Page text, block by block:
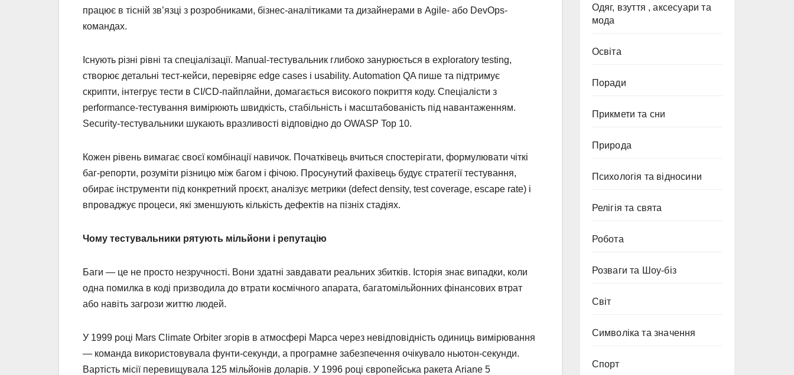
працює в тісній зв’язці з розробниками, бізнес-аналітиками та дизайнерами в Agile- або DevOps-
командах.
Існують різні рівні та спеціалізації. Manual-тестувальник глибоко занурюється в exploratory testing,
створює детальні тест-кейси, перевіряє edge cases і usability. Automation QA пише та підтримує
скрипти, інтегрує тести в CI/CD-пайплайни, домагається високого покриття коду. Спеціалісти з
performance-тестування вимірюють швидкість, стабільність і масштабованість під навантаженням.
Security-тестувальники шукають вразливості відповідно до OWASP Top 10.
Кожен рівень вимагає своєї комбінації навичок. Початківець вчиться спостерігати, формулювати чіткі
баг-репорти, розуміти різницю між багом і фічою. Просунутий фахівець будує стратегії тестування,
обирає інструменти під конкретний проєкт, аналізує метрики (defect density, test coverage, escape rate) і
впроваджує процеси, які зменшують кількість дефектів на пізніх стадіях.
Чому тестувальники рятують мільйони і репутацію
Баги — це не просто незручності. Вони здатні завдавати реальних збитків. Історія знає випадки, коли
одна помилка в коді призводила до втрати космічного апарата, багатомільйонних фінансових втрат
або навіть загрози життю людей.
У 1999 році Mars Climate Orbiter згорів в атмосфері Марса через невідповідність одиниць вимірювання
— команда використовувала фунти-секунди, а програмне забезпечення очікувало ньютон-секунди.
Вартість місії перевищувала 125 мільйонів доларів. У 1996 році європейська ракета Ariane 5
Одяг, взуття , аксесуари та
мода
Освіта
Поради
Прикмети та сни
Природа
Психологія та відносини
Релігія та свята
Робота
Розваги та Шоу-біз
Світ
Символіка та значення
Спорт